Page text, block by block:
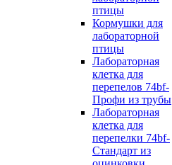
птицы
Кормушки для
лабораторной
птицы
Лабораторная
клетка для
перепелов 74bf-
Профи из трубы
Лабораторная
клетка для
перепелки 74bf-
Стандарт из